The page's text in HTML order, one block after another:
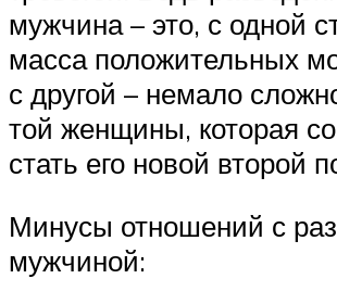
мужчина – это, с одной
масса положительных
с другой – немало
той женщины, которая
стать его новой второй
Минусы отношений с
мужчиной: